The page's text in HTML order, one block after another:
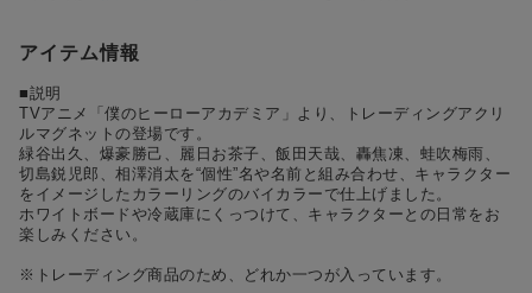
アイテム情報
■説明
TVアニメ「僕のヒーローアカデミア」より、トレーディングアクリ
ルマグネットの登場です。
緑谷出久、爆豪勝己、麗日お茶子、飯田天哉、轟焦凍、蛙吹梅雨、
切島鋭児郎、相澤消太を“個性”名や名前と組み合わせ、キャラクター
をイメージしたカラーリングのバイカラーで仕上げました。
ホワイトボードや冷蔵庫にくっつけて、キャラクターとの日常をお
楽しみください。
※トレーディング商品のため、どれか一つが入っています。